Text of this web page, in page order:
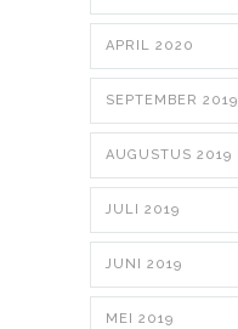
APRIL 2020
SEPTEMBER 2019
AUGUSTUS 2019
JULI 2019
JUNI 2019
MEI 2019